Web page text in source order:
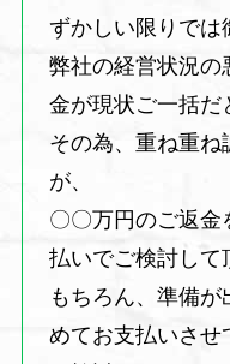
ずかしい限りでは
弊社の経営状況の
金が現状ご一括だ
その為、重ね重ね
が、
〇〇万円のご返金
払いでご検討して
もちろん、準備が
めてお支払いさせ